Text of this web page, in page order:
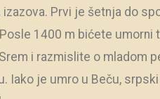
Prvi je šetnja do
1400 m bićete umorni
i razmislite o mladom
Iako je umro u Beču,